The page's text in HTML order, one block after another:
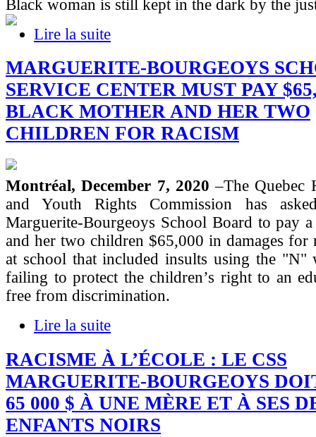
Black woman is still kept in the dark by the
Lire la suite
MARGUERITE-BOURGEOYS
SERVICE CENTER MUST PAY
BLACK MOTHER AND HER TWO
CHILDREN FOR RACISM
Montréal, December 7, 2020–The Quebec
and Youth Rights Commission has
Marguerite-Bourgeoys School Board to pay
and her two children $65,000 in damages for
at school that included insults using the "N"
failing to protect the children’s right to an
free from discrimination.
Lire la suite
RACISME À L’ÉCOLE : LE CSS
MARGUERITE-BOURGEOYS
65 000 $ À UNE MÈRE ET À SES
ENFANTS NOIRS